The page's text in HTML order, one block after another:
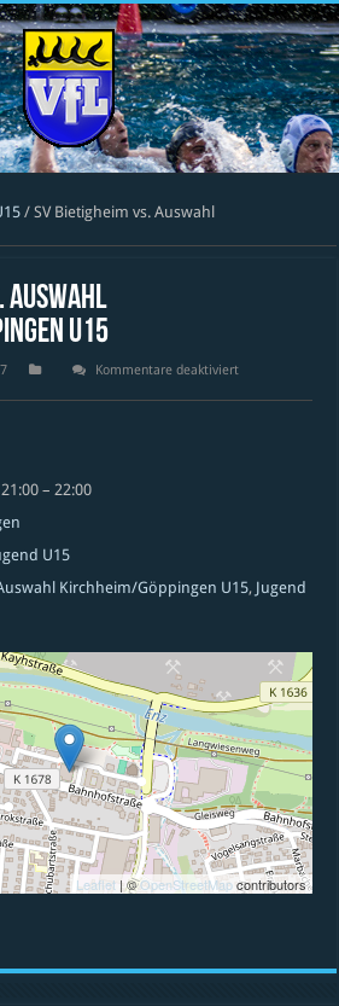
/ SV Bietigheim vs. Auswahl
Auswahl
U15
Kommentare deaktiviertfür
Bietigheim
–22:00
U15
Kirchheim/Göppingen U15, Jugend
Leaflet| ©OpenStreetMapcontributors